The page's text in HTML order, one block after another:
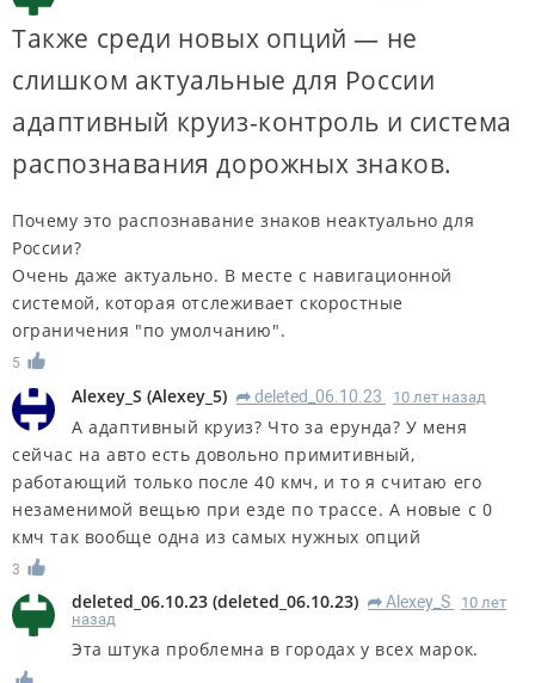
Также среди новых опций — не
слишком актуальные для России
адаптивный круиз-контроль и система
распознавания дорожных знаков.
Почему это распознавание знаков неактуально для
России?
Очень даже актуально. В месте с навигационной
системой, которая отслеживает скоростные
ограничения "по умолчанию".
5
Alexey_S (Alexey_5) R deleted_06.10.23 10 лет назад
А адаптивный круиз? Что за ерунда? У меня
сейчас на авто есть довольно примитивный,
работающий только после 40 кмч, и то я считаю его
незаменимой вещью при езде по трассе. А новые с 0
кмч так вообще одна из самых нужных опций
3
deleted_06.10.23 (deleted_06.10.23) R Alexey_S
10 лет
назад
Эта штука проблемна в городах у всех марок.